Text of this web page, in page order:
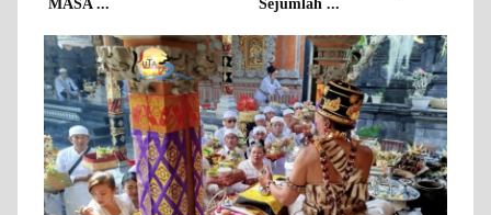
MASA ...
Sejumlah ...